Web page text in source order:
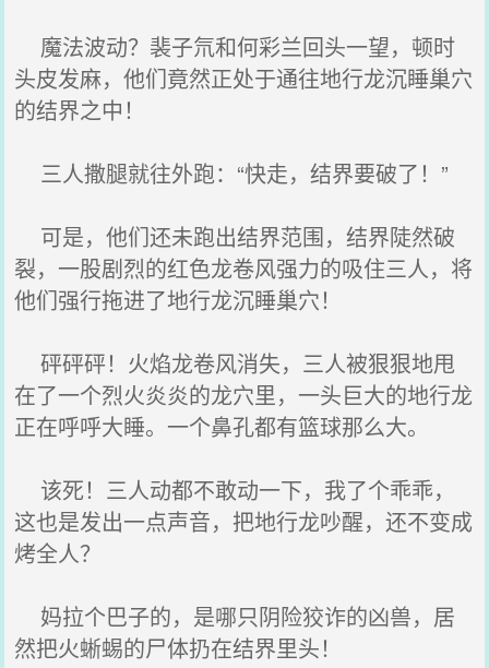
魔法波动？裴子氘和何彩兰回头一望，顿时
头皮发麻，他们竟然正处于通往地行龙沉睡巢穴
的结界之中！
三人撒腿就往外跑：“快走，结界要破了！”
可是，他们还未跑出结界范围，结界陡然破
裂，一股剧烈的红色龙卷风强力的吸住三人，将
他们强行拖进了地行龙沉睡巢穴！
砰砰砰！火焰龙卷风消失，三人被狠狠地甩
在了一个烈火炎炎的龙穴里，一头巨大的地行龙
正在呼呼大睡。一个鼻孔都有篮球那么大。
该死！三人动都不敢动一下，我了个乖乖，
这也是发出一点声音，把地行龙吵醒，还不变成
烤全人？
妈拉个巴子的，是哪只阴险狡诈的凶兽，居
然把火蜥蜴的尸体扔在结界里头！